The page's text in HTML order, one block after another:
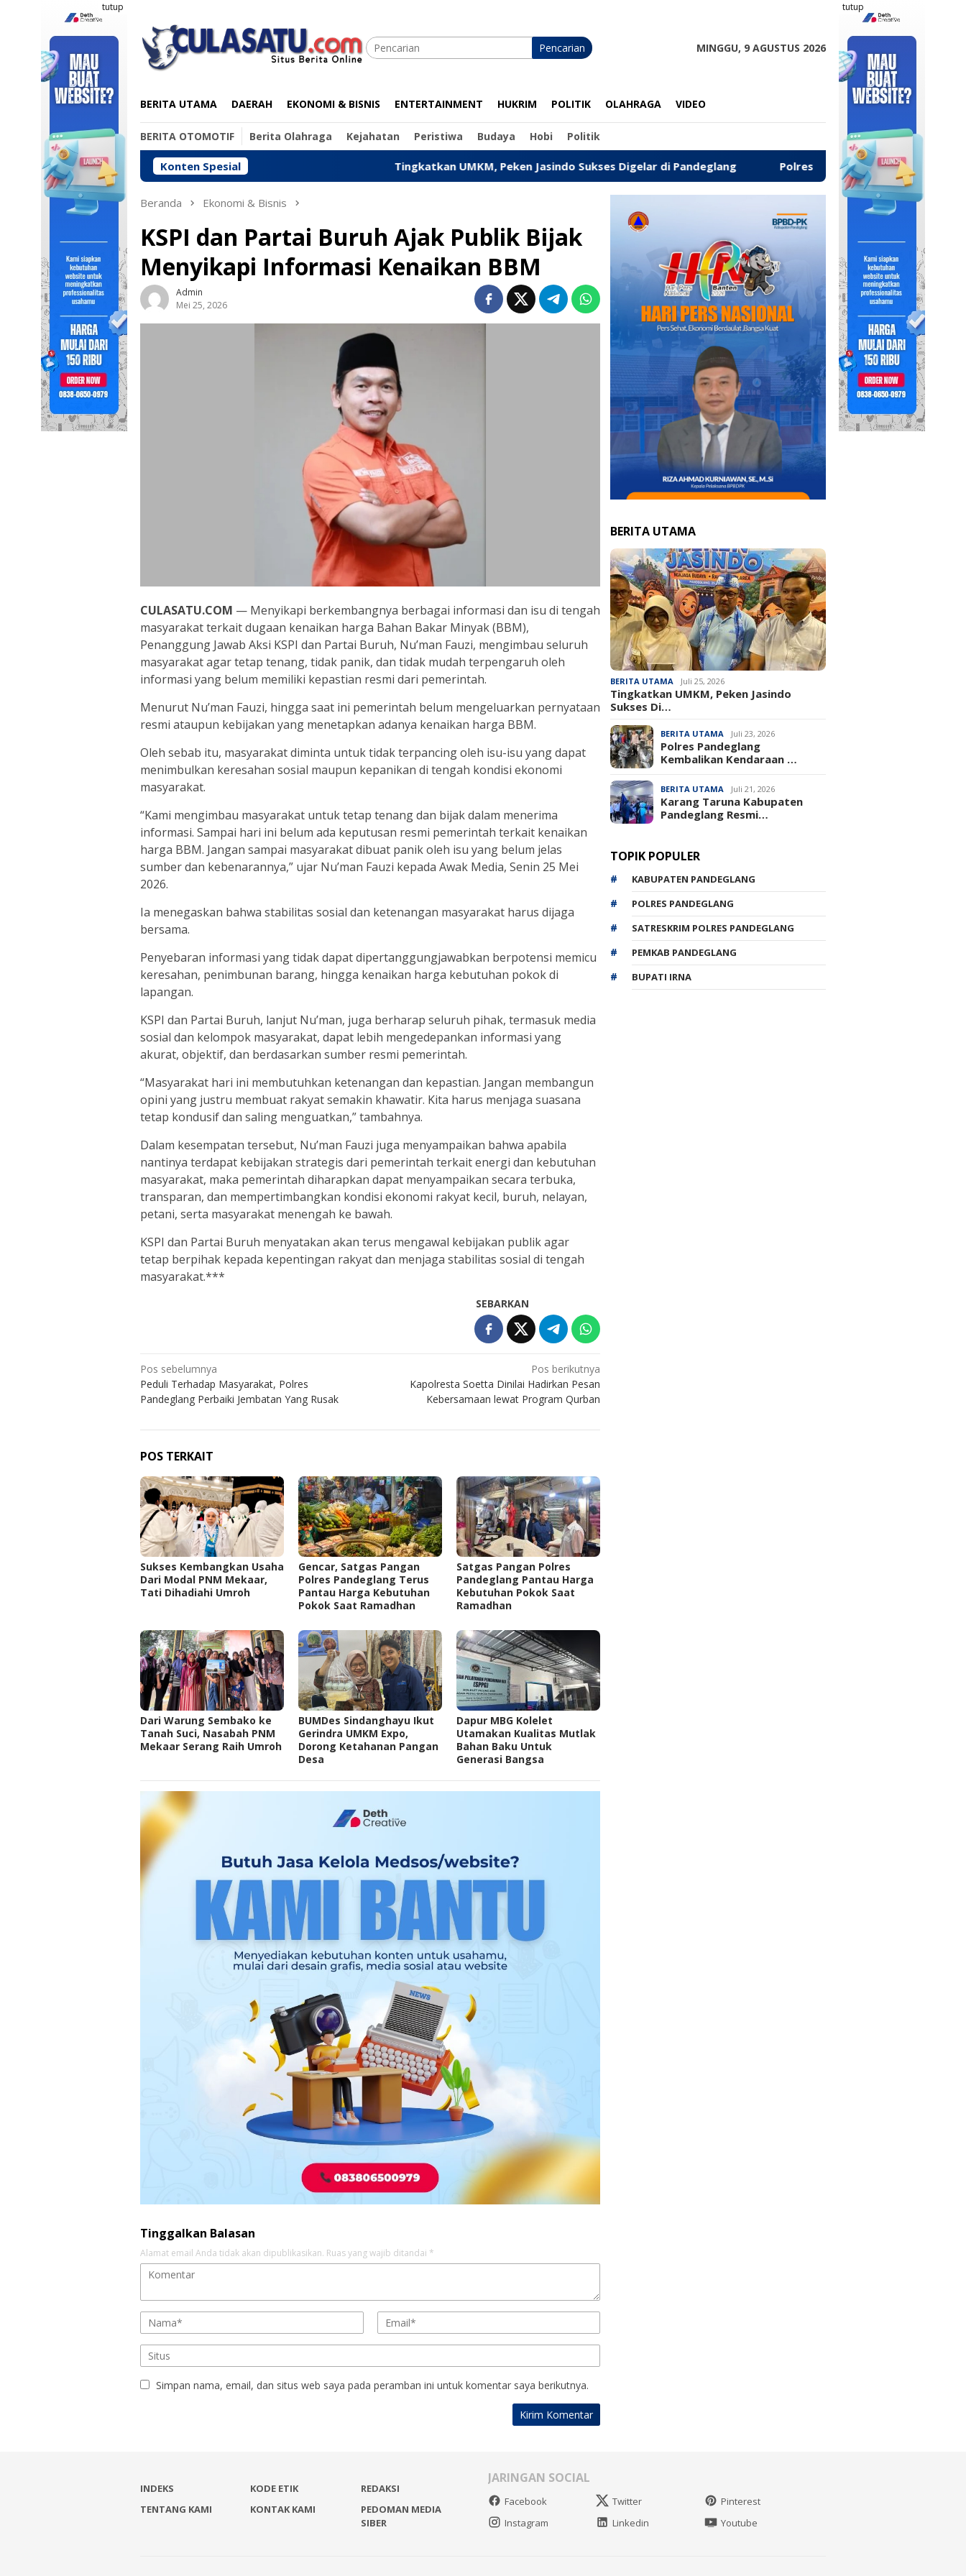
tutup tutup
Pencarian MINGGU, 9 AGUSTUS 2026
BERITA UTAMA DAERAH EKONOMI & BISNIS ENTERTAINMENT HUKRIM POLITIK OLAHRAGA VIDEO
BERITA OTOMOTIF Berita Olahraga Kejahatan Peristiwa Budaya Hobi Politik
Konten Spesial Tingkatkan UMKM, Peken Jasindo Sukses Digelar di Pandeglang ‎Polres Pandeglang Kembalikan Kendaraan Hasil
Beranda Ekonomi & Bisnis
KSPI dan Partai Buruh Ajak Publik Bijak
Menyikapi Informasi Kenaikan BBM
Admin
Mei 25, 2026
CULASATU.COM — Menyikapi berkembangnya berbagai informasi dan isu di tengah
masyarakat terkait dugaan kenaikan harga Bahan Bakar Minyak (BBM),
Penanggung Jawab Aksi KSPI dan Partai Buruh, Nu’man Fauzi, mengimbau seluruh
masyarakat agar tetap tenang, tidak panik, dan tidak mudah terpengaruh oleh
informasi yang belum memiliki kepastian resmi dari pemerintah.
Menurut Nu’man Fauzi, hingga saat ini pemerintah belum mengeluarkan pernyataan
resmi ataupun kebijakan yang menetapkan adanya kenaikan harga BBM.
Oleh sebab itu, masyarakat diminta untuk tidak terpancing oleh isu-isu yang dapat
menimbulkan keresahan sosial maupun kepanikan di tengah kondisi ekonomi
masyarakat.
“Kami mengimbau masyarakat untuk tetap tenang dan bijak dalam menerima
informasi. Sampai hari ini belum ada keputusan resmi pemerintah terkait kenaikan
harga BBM. Jangan sampai masyarakat dibuat panik oleh isu yang belum jelas
sumber dan kebenarannya,” ujar Nu’man Fauzi kepada Awak Media, Senin 25 Mei
2026.
Ia menegaskan bahwa stabilitas sosial dan ketenangan masyarakat harus dijaga
bersama.
Penyebaran informasi yang tidak dapat dipertanggungjawabkan berpotensi memicu
keresahan, penimbunan barang, hingga kenaikan harga kebutuhan pokok di
lapangan.
KSPI dan Partai Buruh, lanjut Nu’man, juga berharap seluruh pihak, termasuk media
sosial dan kelompok masyarakat, dapat lebih mengedepankan informasi yang
akurat, objektif, dan berdasarkan sumber resmi pemerintah.
“Masyarakat hari ini membutuhkan ketenangan dan kepastian. Jangan membangun
opini yang justru membuat rakyat semakin khawatir. Kita harus menjaga suasana
tetap kondusif dan saling menguatkan,” tambahnya.
Dalam kesempatan tersebut, Nu’man Fauzi juga menyampaikan bahwa apabila
nantinya terdapat kebijakan strategis dari pemerintah terkait energi dan kebutuhan
masyarakat, maka pemerintah diharapkan dapat menyampaikan secara terbuka,
transparan, dan mempertimbangkan kondisi ekonomi rakyat kecil, buruh, nelayan,
petani, serta masyarakat menengah ke bawah.
KSPI dan Partai Buruh menyatakan akan terus mengawal kebijakan publik agar
tetap berpihak kepada kepentingan rakyat dan menjaga stabilitas sosial di tengah
masyarakat.***
SEBARKAN
Navigasi
pos
Pos sebelumnya
Peduli Terhadap Masyarakat, Polres
Pandeglang Perbaiki Jembatan Yang Rusak
Pos berikutnya
Kapolresta Soetta Dinilai Hadirkan Pesan
Kebersamaan lewat Program Qurban
POS TERKAIT
Sukses Kembangkan Usaha
Dari Modal PNM Mekaar,
Tati Dihadiahi Umroh
‎Gencar, Satgas Pangan
Polres Pandeglang Terus
Pantau Harga Kebutuhan
Pokok Saat Ramadhan
Satgas Pangan Polres
Pandeglang Pantau Harga
Kebutuhan Pokok Saat
Ramadhan ‎ ‎
Dari Warung Sembako ke
Tanah Suci, Nasabah PNM
Mekaar Serang Raih Umroh
BUMDes Sindanghayu Ikut
Gerindra UMKM Expo,
Dorong Ketahanan Pangan
Desa
Dapur MBG Kolelet
Utamakan Kualitas Mutlak
Bahan Baku Untuk
Generasi Bangsa
Tinggalkan Balasan
Alamat email Anda tidak akan dipublikasikan. Ruas yang wajib ditandai *
Simpan nama, email, dan situs web saya pada peramban ini untuk komentar saya berikutnya.
BERITA UTAMA
BERITA UTAMA Juli 25, 2026
Tingkatkan UMKM, Peken Jasindo
Sukses Di…
BERITA UTAMA Juli 23, 2026
‎Polres Pandeglang
Kembalikan Kendaraan …
BERITA UTAMA Juli 21, 2026
Karang Taruna Kabupaten
Pandeglang Resmi…
TOPIK POPULER
KABUPATEN PANDEGLANG
POLRES PANDEGLANG
SATRESKRIM POLRES PANDEGLANG
PEMKAB PANDEGLANG
BUPATI IRNA
INDEKS KODE ETIK
REDAKSI
TENTANG KAMI
KONTAK KAMI
PEDOMAN MEDIA
SIBER
JARINGAN SOCIAL
Facebook Twitter
Pinterest
Instagram
Linkedin Youtube